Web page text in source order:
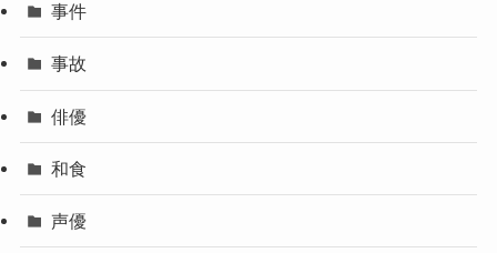
事件
事故
俳優
和食
声優